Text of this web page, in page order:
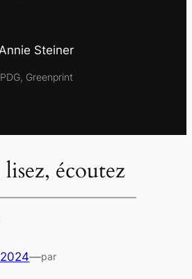
Steiner
PDG, Greenprint
écoutez
—par